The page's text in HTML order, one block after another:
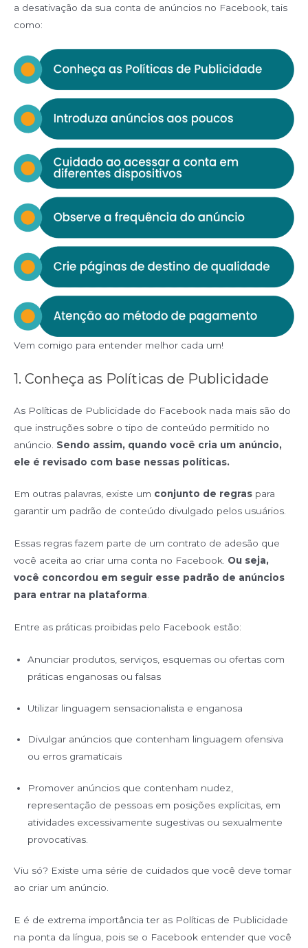
a desativação da sua conta de anúncios no Facebook, tais
como:
Vem comigo para entender melhor cada um!
1. Conheça as Políticas de Publicidade
As Políticas de Publicidade do Facebook nada mais são do
que instruções sobre o tipo de conteúdo permitido no
anúncio. Sendo assim, quando você cria um anúncio,
ele é revisado com base nessas políticas.
Em outras palavras, existe um conjunto de regras para
garantir um padrão de conteúdo divulgado pelos usuários.
Essas regras fazem parte de um contrato de adesão que
você aceita ao criar uma conta no Facebook. Ou seja,
você concordou em seguir esse padrão de anúncios
para entrar na plataforma.
Entre as práticas proibidas pelo Facebook estão:
Anunciar produtos, serviços, esquemas ou ofertas com
práticas enganosas ou falsas
Utilizar linguagem sensacionalista e enganosa
Divulgar anúncios que contenham linguagem ofensiva
ou erros gramaticais
Promover anúncios que contenham nudez,
representação de pessoas em posições explícitas, em
atividades excessivamente sugestivas ou sexualmente
provocativas.
Viu só? Existe uma série de cuidados que você deve tomar
ao criar um anúncio.
E é de extrema importância ter as Políticas de Publicidade
na ponta da língua, pois se o Facebook entender que você